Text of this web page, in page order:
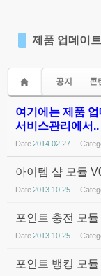
제품 업데이트
공지 콘
여기에는 제품
서비스관리에서..
Date2014.02.27
아이템 샵 모듈
Date2013.10.25
포인트 충전 모
Date2013.10.25
포인트 뱅킹 모듈